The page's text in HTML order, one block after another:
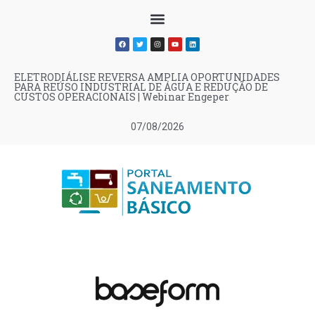
07/08/2026
ELETRODIÁLISE REVERSA AMPLIA OPORTUNIDADES
PARA REÚSO INDUSTRIAL DE ÁGUA E REDUÇÃO DE
CUSTOS OPERACIONAIS | Webinar Engeper